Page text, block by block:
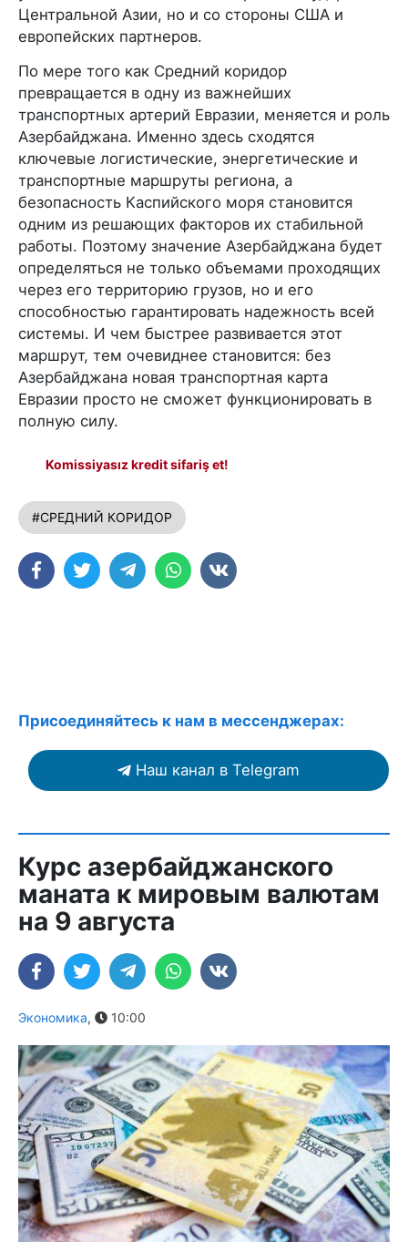
Центральной Азии, но и со стороны США и
европейских партнеров.
По мере того как Средний коридор
превращается в одну из важнейших
транспортных артерий Евразии, меняется и роль
Азербайджана. Именно здесь сходятся
ключевые логистические, энергетические и
транспортные маршруты региона, а
безопасность Каспийского моря становится
одним из решающих факторов их стабильной
работы. Поэтому значение Азербайджана будет
определяться не только объемами проходящих
через его территорию грузов, но и его
способностью гарантировать надежность всей
системы. И чем быстрее развивается этот
маршрут, тем очевиднее становится: без
Азербайджана новая транспортная карта
Евразии просто не сможет функционировать в
полную силу.
Komissiyasız kredit sifariş et!
#СРЕДНИЙ КОРИДОР
Присоединяйтесь к нам в мессенджерах:
Наш канал в Telegram
Курс азербайджанского
маната к мировым валютам
на 9 августа
Экономика, 10:00